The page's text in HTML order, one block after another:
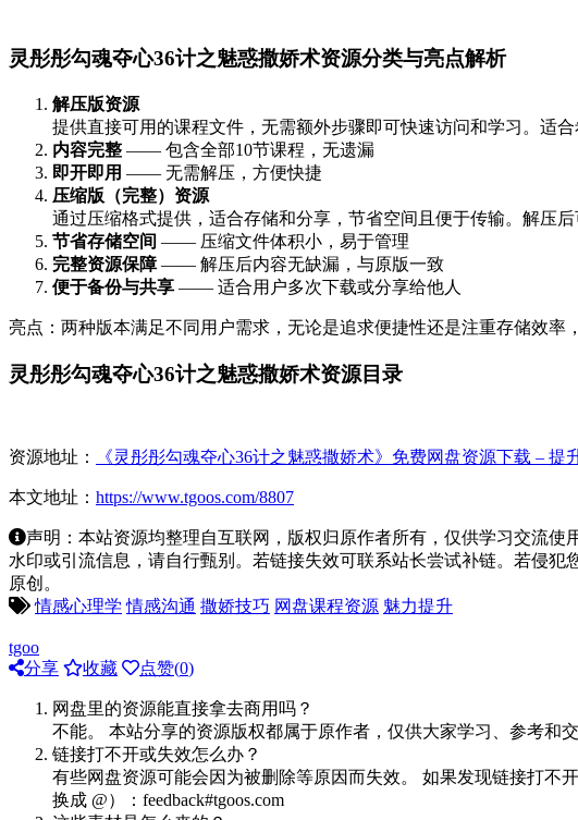
灵彤彤勾魂夺心36计之魅惑撒娇术资源分类与亮点解析
解压版资源
提供直接可用的课程文件，无需额外步骤即可快速访问和学习。适
内容完整 —— 包含全部10节课程，无遗漏
即开即用 —— 无需解压，方便快捷
压缩版（完整）资源
通过压缩格式提供，适合存储和分享，节省空间且便于传输。解压后
节省存储空间 —— 压缩文件体积小，易于管理
完整资源保障—— 解压后内容无缺漏，与原版一致
便于备份与共享 —— 适合用户多次下载或分享给他人
亮点：两种版本满足不同用户需求，无论是追求便捷性还是注重存储效率
灵彤彤勾魂夺心36计之魅惑撒娇术资源目录
资源地址： 《灵彤彤勾魂夺心36计之魅惑撒娇术》免费网盘资源下载 – 提
本文地址： https://www.tgoos.com/8807
声明：本站资源均整理自互联网，版权归原作者所有，仅供学习交流
水印或引流信息，请自行甄别。若链接失效可联系站长尝试补链。若侵犯
原创。
情感心理学 情感沟通 撒娇技巧 网盘课程资源 魅力提升
tgoo
分享
收藏 点赞(0)
网盘里的资源能直接拿去商用吗？
不能。 本站分享的资源版权都属于原作者，仅供大家学习、参考和
链接打不开或失效怎么办？
有些网盘资源可能会因为被删除等原因而失效。 如果发现链接打不
换成 @）：feedback#tgoos.com